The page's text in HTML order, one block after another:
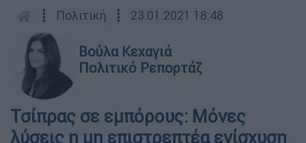
┋ Πολιτική ┋ 23.01.2021 18:48
Βούλα Κεχαγιά
Πολιτικό Ρεπορτάζ
Τσίπρας σε εμπόρους: Μόνες
λύσεις η μη επιστρεπτέα ενίσχυση